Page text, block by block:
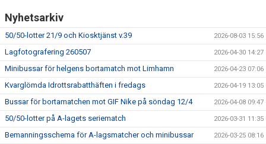
Nyhetsarkiv
50/50-lotter 21/9 och Kiosktjänst v.39 2026-08-03 15:56
Lagfotografering 260507 2026-04-30 14:27
Minibussar för helgens bortamatch mot Limhamn 2026-04-23 07:06
Kvarglömda Idrottsrabatthäften i fredags 2026-04-19 13:05
Bussar för bortamatchen mot GIF Nike på söndag 12/4 2026-04-08 09:47
50/50-lotter på A-lagets seriematch 2026-03-31 11:35
Bemanningsschema för A-lagsmatcher och minibussar 2026-03-25 08:16